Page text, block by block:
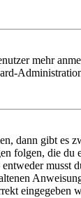
mehr
dann gibt es
folgen, die
musst
eingegeben